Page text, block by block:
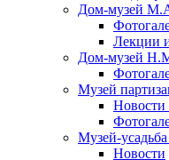
Дом-музей
Лекции
Дом-музей
Музей
Новости
Музей-
Новости